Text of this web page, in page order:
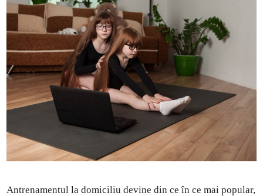
Antrenamentul la domiciliu devine din ce în ce mai popular,